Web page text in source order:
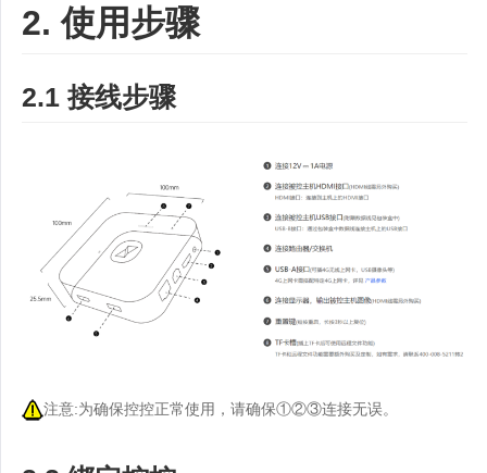
2. 使用步骤
2.1 接线步骤
注意:为确保控控正常使用，请确保①②③连接无误。